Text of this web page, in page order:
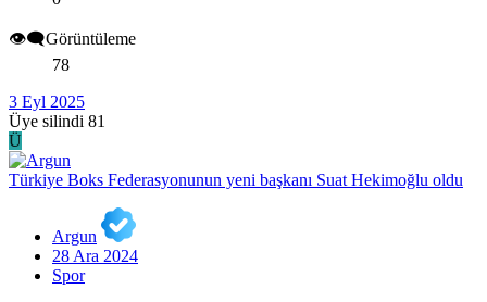
👁️‍🗨️Görüntüleme
78
3 Eyl 2025
Üye silindi 81
Ü
Türkiye Boks Federasyonunun yeni başkanı Suat Hekimoğlu oldu
Argun
28 Ara 2024
Spor